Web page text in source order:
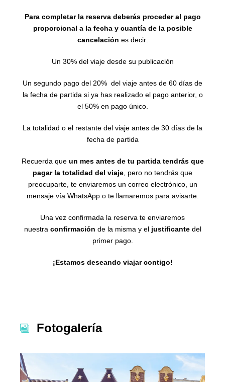
Para completar la reserva deberás proceder al pago
proporcional a la fecha y cuantía de la posible
cancelación es decir:
Un 30% del viaje desde su publicación
Un segundo pago del 20% del viaje antes de 60 días de
la fecha de partida si ya has realizado el pago anterior, o
el 50% en pago único.
La totalidad o el restante del viaje antes de 30 días de la
fecha de partida
Recuerda que un mes antes de tu partida tendrás que
pagar la totalidad del viaje, pero no tendrás que
preocuparte, te enviaremos un correo electrónico, un
mensaje vía WhatsApp o te llamaremos para avisarte.
Una vez confirmada la reserva te enviaremos
nuestra confirmación de la misma y el justificantedel
primer pago.
¡Estamos deseando viajar contigo!
Fotogalería